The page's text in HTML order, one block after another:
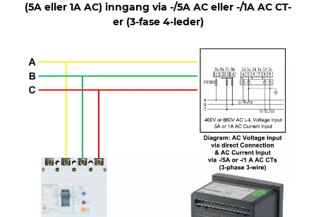
(5A eller 1A AC) inngang via -/5A AC eller -/1A AC CT-
er (3-fase 4-leder)